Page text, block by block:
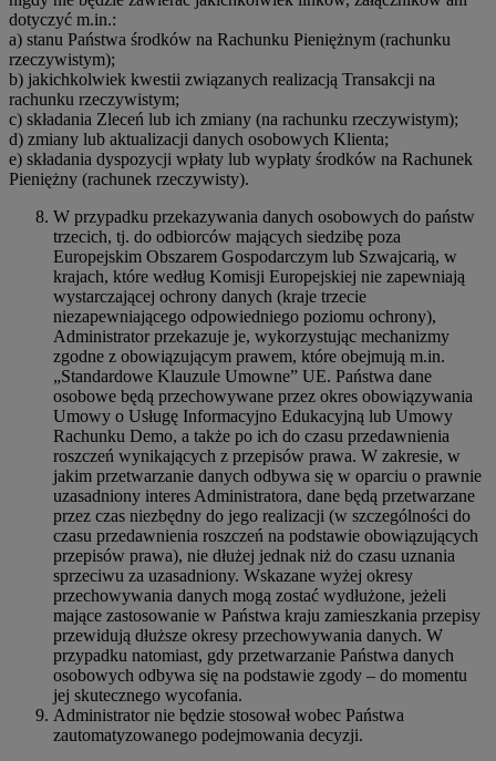
dotyczyć m.in.:
a) stanu Państwa środków na Rachunku Pieniężnym (rachunku
rzeczywistym);
b) jakichkolwiek kwestii związanych realizacją Transakcji na
rachunku rzeczywistym;
c) składania Zleceń lub ich zmiany (na rachunku rzeczywistym);
d) zmiany lub aktualizacji danych osobowych Klienta;
e) składania dyspozycji wpłaty lub wypłaty środków na Rachunek
Pieniężny (rachunek rzeczywisty).
W przypadku przekazywania danych osobowych do państw
trzecich, tj. do odbiorców mających siedzibę poza
Europejskim Obszarem Gospodarczym lub Szwajcarią, w
krajach, które według Komisji Europejskiej nie zapewniają
wystarczającej ochrony danych (kraje trzecie
niezapewniającego odpowiedniego poziomu ochrony),
Administrator przekazuje je, wykorzystując mechanizmy
zgodne z obowiązującym prawem, które obejmują m.in.
„Standardowe Klauzule Umowne” UE. Państwa dane
osobowe będą przechowywane przez okres obowiązywania
Umowy o Usługę Informacyjno Edukacyjną lub Umowy
Rachunku Demo, a także po ich do czasu przedawnienia
roszczeń wynikających z przepisów prawa. W zakresie, w
jakim przetwarzanie danych odbywa się w oparciu o prawnie
uzasadniony interes Administratora, dane będą przetwarzane
przez czas niezbędny do jego realizacji (w szczególności do
czasu przedawnienia roszczeń na podstawie obowiązujących
przepisów prawa), nie dłużej jednak niż do czasu uznania
sprzeciwu za uzasadniony. Wskazane wyżej okresy
przechowywania danych mogą zostać wydłużone, jeżeli
mające zastosowanie w Państwa kraju zamieszkania przepisy
przewidują dłuższe okresy przechowywania danych. W
przypadku natomiast, gdy przetwarzanie Państwa danych
osobowych odbywa się na podstawie zgody – do momentu
jej skutecznego wycofania.
Administrator nie będzie stosował wobec Państwa
zautomatyzowanego podejmowania decyzji.